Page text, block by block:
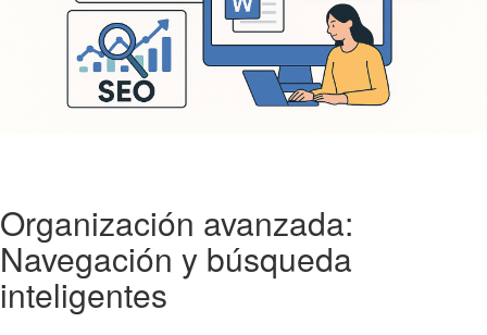
Organización avanzada:
Navegación y búsqueda
inteligentes